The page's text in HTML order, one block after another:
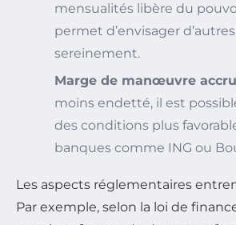
mensualités libère du
permet d’envisager
sereinement.
Marge de manœuvre
moins endetté, il est
des conditions plus
banques comme ING ou
Les aspects réglementaires
Par exemple, selon la loi de